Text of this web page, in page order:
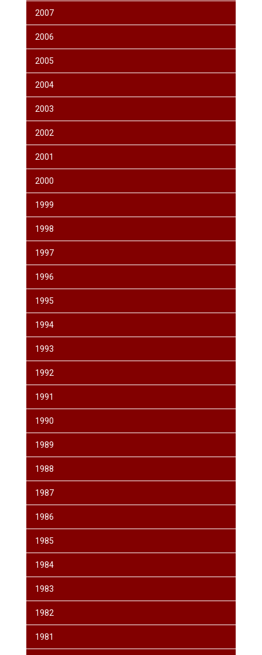
2007
2006
2005
2004
2003
2002
2001
2000
1999
1998
1997
1996
1995
1994
1993
1992
1991
1990
1989
1988
1987
1986
1985
1984
1983
1982
1981